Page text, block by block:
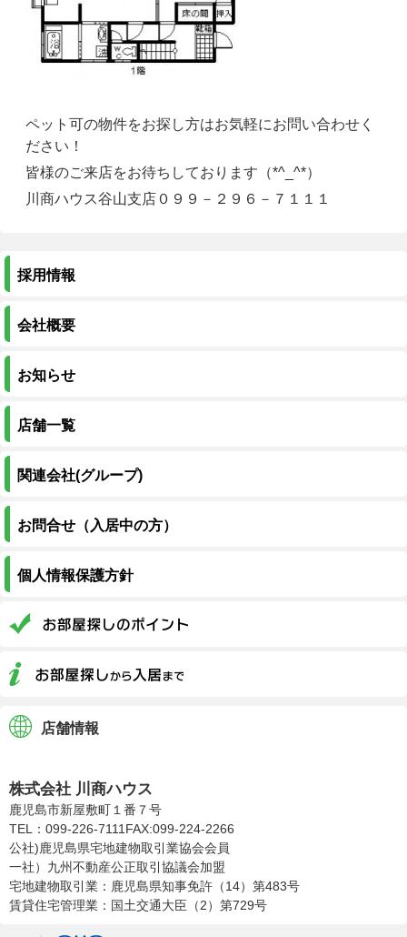
ペット可の物件をお探し方はお気軽にお問い合わせく
ださい！
皆様のご来店をお待ちしております（*^_^*）
川商ハウス谷山支店０９９－２９６－７１１１
採用情報
会社概要
お知らせ
店舗一覧
関連会社(グループ)
お問合せ（入居中の方）
個人情報保護方針
店舗情報
株式会社 川商ハウス
鹿児島市新屋敷町１番７号
TEL：099-226-7111 FAX:099-224-2266
公社)鹿児島県宅地建物取引業協会会員
一社）九州不動産公正取引協議会加盟
宅地建物取引業：鹿児島県知事免許（14）第483号
賃貸住宅管理業：国土交通大臣（2）第729号